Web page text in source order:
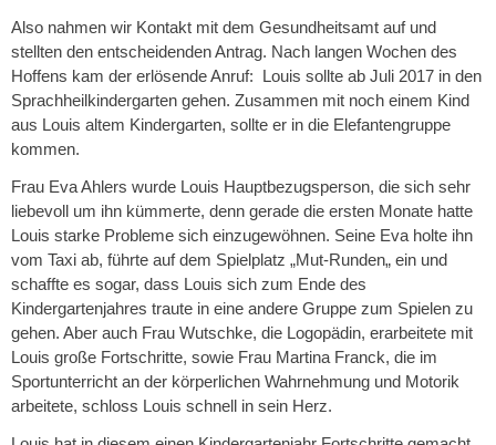
Also nahmen wir Kontakt mit dem Gesundheitsamt auf und
stellten den entscheidenden Antrag. Nach langen Wochen des
Hoffens kam der erlösende Anruf: Louis sollte ab Juli 2017 in den
Sprachheilkindergarten gehen. Zusammen mit noch einem Kind
aus Louis altem Kindergarten, sollte er in die Elefantengruppe
kommen.
Frau Eva Ahlers wurde Louis Hauptbezugsperson, die sich sehr
liebevoll um ihn kümmerte, denn gerade die ersten Monate hatte
Louis starke Probleme sich einzugewöhnen. Seine Eva holte ihn
vom Taxi ab, führte auf dem Spielplatz „Mut-Runden„ ein und
schaffte es sogar, dass Louis sich zum Ende des
Kindergartenjahres traute in eine andere Gruppe zum Spielen zu
gehen. Aber auch Frau Wutschke, die Logopädin, erarbeitete mit
Louis große Fortschritte, sowie Frau Martina Franck, die im
Sportunterricht an der körperlichen Wahrnehmung und Motorik
arbeitete, schloss Louis schnell in sein Herz.